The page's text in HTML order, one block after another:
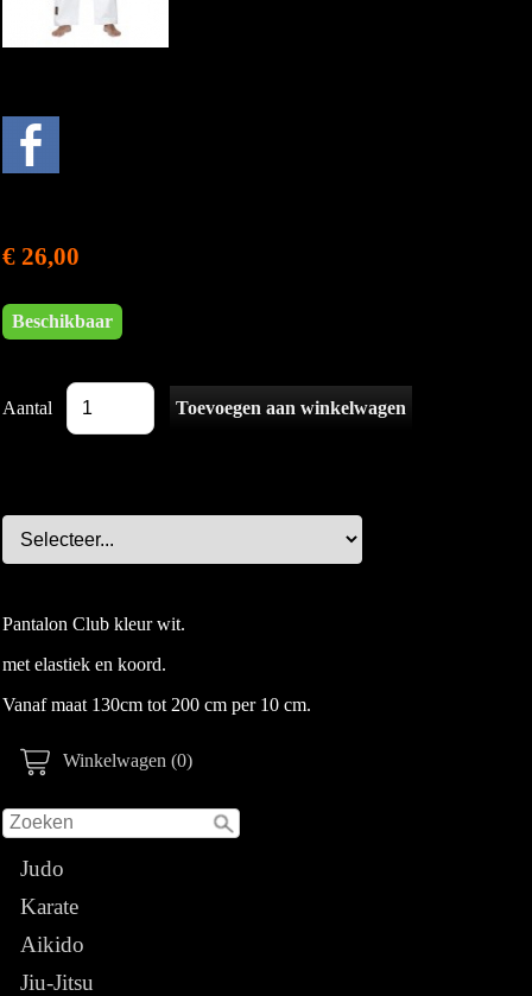
Winkelwagen (0)
Judo
Karate
Aikido
Jiu-Jitsu
€ 26,00
Beschikbaar
Aantal
Pantalon Club kleur wit.
met elastiek en koord.
Vanaf maat 130cm tot 200 cm per 10 cm.